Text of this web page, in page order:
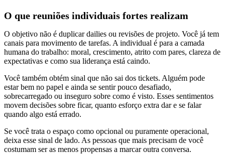
O que reuniões individuais fortes realizam
O objetivo não é duplicar dailies ou revisões de projeto. Você já tem
canais para movimento de tarefas. A individual é para a camada
humana do trabalho: moral, crescimento, atrito com pares, clareza de
expectativas e como sua liderança está caindo.
Você também obtém sinal que não sai dos tickets. Alguém pode
estar bem no papel e ainda se sentir pouco desafiado,
sobrecarregado ou inseguro sobre como é visto. Esses sentimentos
movem decisões sobre ficar, quanto esforço extra dar e se falar
quando algo está errado.
Se você trata o espaço como opcional ou puramente operacional,
deixa esse sinal de lado. As pessoas que mais precisam de você
costumam ser as menos propensas a marcar outra conversa.